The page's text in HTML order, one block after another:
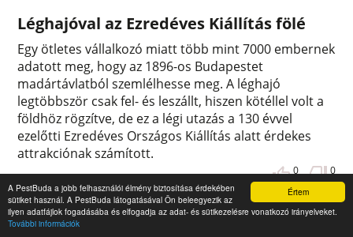
Értem
A PestBuda a jobb felhasználói élmény biztosítása érdekében
sütiket használ. A PestBuda látogatásával Ön beleegyezik az
ilyen adatfájlok fogadásába és elfogadja az adat- és sütikezelésre vonatkozó irányelveket.
További információk
Léghajóval az Ezredéves Kiállítás fölé
Egy ötletes vállalkozó miatt több mint 7000 embernek
adatott meg, hogy az 1896-os Budapestet
madártávlatból szemlélhesse meg. A léghajó
legtöbbször csak fel- és leszállt, hiszen kötéllel volt a
földhöz rögzítve, de ez a légi utazás a 130 évvel
ezelőtti Ezredéves Országos Kiállítás alatt érdekes
attrakciónak számított.
0 0